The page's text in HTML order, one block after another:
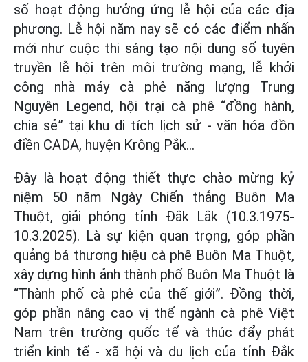
số hoạt động hưởng ứng lễ hội của các địa
phương. Lễ hội năm nay sẽ có các điểm nhấn
mới như cuộc thi sáng tạo nội dung số tuyên
truyền lễ hội trên môi trường mạng, lễ khởi
công nhà máy cà phê năng lượng Trung
Nguyên Legend, hội trại cà phê “đồng hành,
chia sẻ” tại khu di tích lịch sử - văn hóa đồn
điền CADA, huyện Krông Pắk...
Đây là hoạt động thiết thực chào mừng kỷ
niệm 50 năm Ngày Chiến thắng Buôn Ma
Thuột, giải phóng tỉnh Đắk Lắk (10.3.1975-
10.3.2025). Là sự kiện quan trọng, góp phần
quảng bá thương hiệu cà phê Buôn Ma Thuột,
xây dựng hình ảnh thành phố Buôn Ma Thuột là
“Thành phố cà phê của thế giới”. Đồng thời,
góp phần nâng cao vị thế ngành cà phê Việt
Nam trên trường quốc tế và thúc đẩy phát
triển kinh tế - xã hội và du lịch của tỉnh Đắk